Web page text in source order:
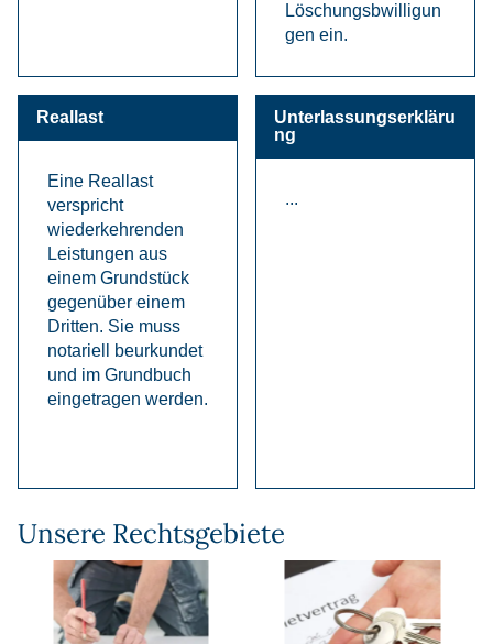
Löschungsbwilligun
gen ein.
Reallast
Eine Reallast
verspricht
wiederkehrenden
Leistungen aus
einem Grundstück
gegenüber einem
Dritten. Sie muss
notariell beurkundet
und im Grundbuch
eingetragen werden.
Unterlassungserkläru
ng
...
Unsere Rechtsgebiete